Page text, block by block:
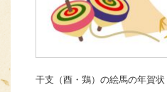
干支（酉・鶏）の絵馬の年賀状